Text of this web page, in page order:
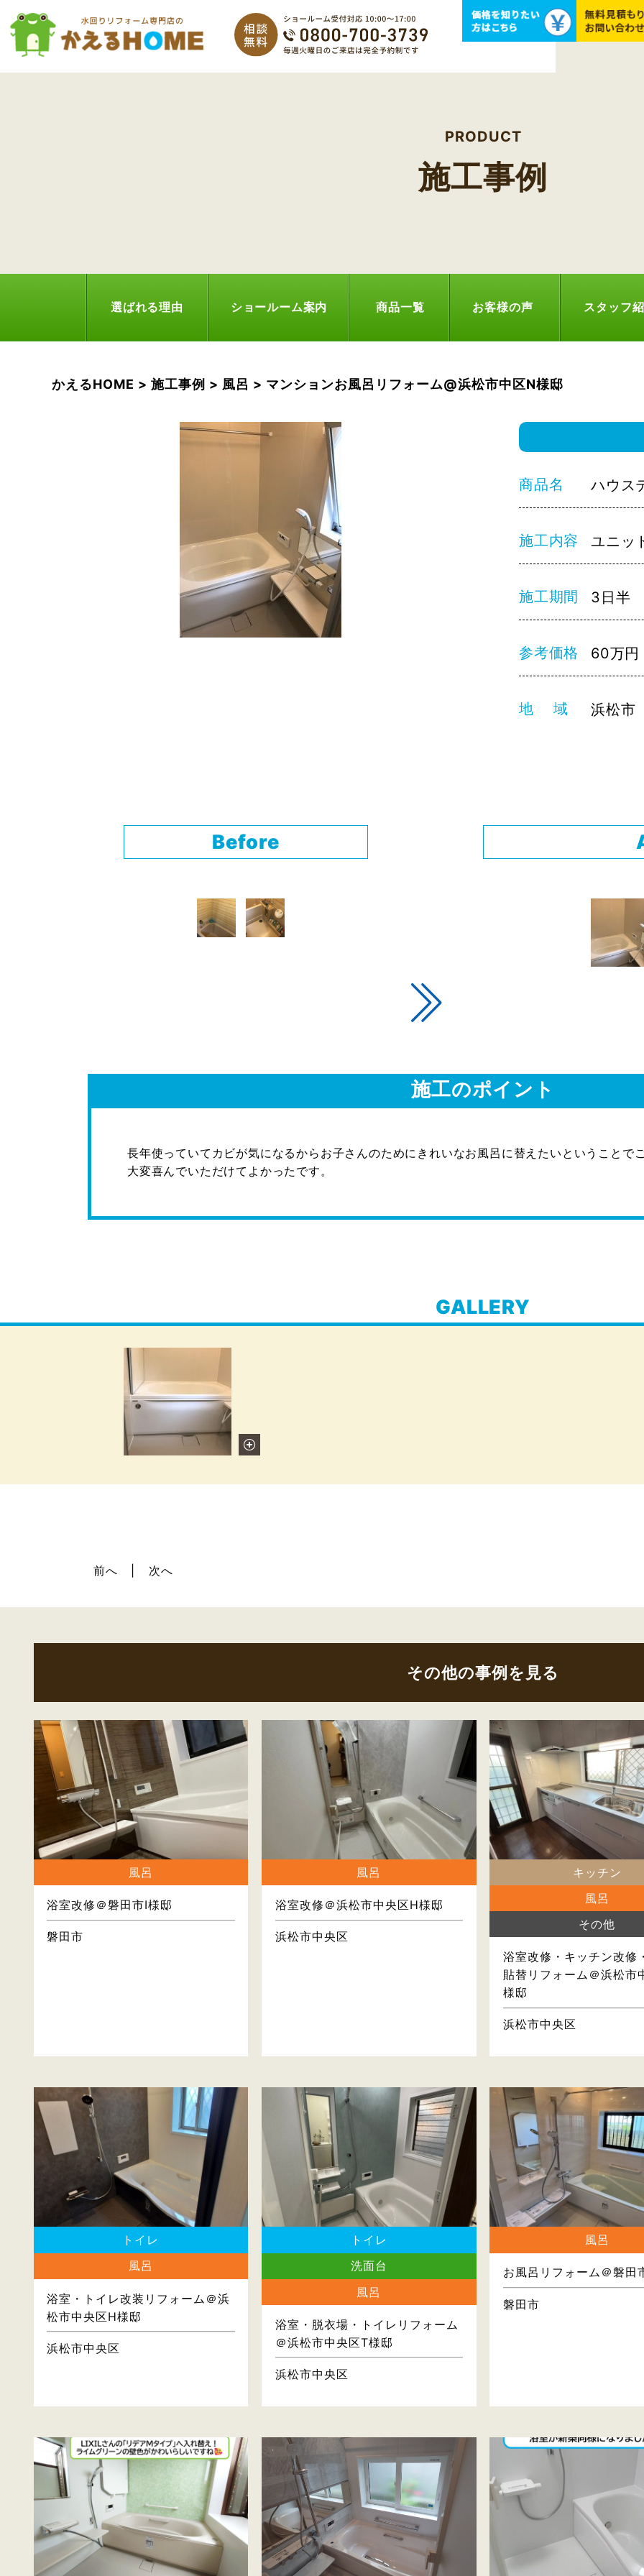
PRODUCT
施工事例
選ばれる理由 ショールーム案内 商品一覧 お客様の声 スタッフ
かえるHOME > 施工事例 > 風呂 > マンションお風呂リフォーム@浜松市中区N様邸
商品名 ハウス
施工内容 ユニッ
施工期間 3日半
参考価格 60万円
地 域 浜松市
Before
施工のポイント
長年使っていてカビが気になるからお子さんのためにきれいなお風呂に替えたいということで
大変喜んでいただけてよかったです。
GALLERY
前へ 次へ
その他の事例を見る
風呂
浴室改修＠磐田市I様邸
磐田市
風呂
浴室改修＠浜松市中央区H様邸
浜松市中央区
キッチン
風呂
その他
浴室改修・キッチン改修
貼替リフォーム＠浜松市
様邸
浜松市中央区
トイレ
風呂
浴室・トイレ改装リフォーム＠浜
松市中央区H様邸
浜松市中央区
トイレ
洗面台
風呂
浴室・脱衣場・トイレリフォーム
＠浜松市中央区T様邸
浜松市中央区
風呂
お風呂リフォーム＠磐田
磐田市